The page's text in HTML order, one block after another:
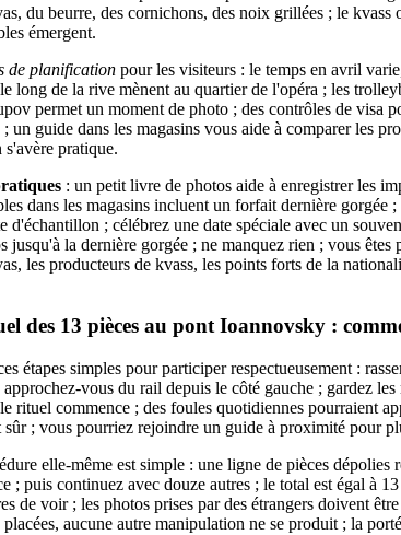
du beurre, des cornichons, des noix grillées ; le kvass
émergent.
de planification pour les visiteurs : le temps en avril
long de la rive mènent au quartier de l'opéra ; les
permet un moment de photo ; des contrôles de visa
un guide dans les magasins vous aide à comparer les
s'avère pratique.
: un petit livre de photos aide à enregistrer les
dans les magasins incluent un forfait dernière gorgée
d'échantillon ; célébrez une date spéciale avec un
jusqu'à la dernière gorgée ; ne manquez rien ; vous
les producteurs de kvass, les points forts de la
des 13 pièces au pont Ioannovsky :
étapes simples pour participer respectueusement :
approchez-vous du rail depuis le côté gauche ; gardez
rituel commence ; des foules quotidiennes pourraient
sûr ; vous pourriez rejoindre un guide à proximité pour
elle-même est simple : une ligne de pièces dépolies
; puis continuez avec douze autres ; le total est égal à
de voir ; les photos prises par des étrangers doivent
aucune autre manipulation ne se produit ; la